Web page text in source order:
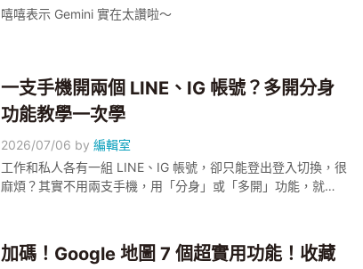
嘻嘻表示 Gemini 實在太讚啦～
一支手機開兩個 LINE、IG 帳號？多開分身
功能教學一次學
2026/07/06 by編輯室
工作和私人各有一組 LINE、IG 帳號，卻只能登出登入切換，很
麻煩？其實不用兩支手機，用「分身」或「多開」功能，就能
使用重點與注意事項，讓公私帳號分開管理不再麻煩。
加碼！Google 地圖 7 個超實用功能！收藏